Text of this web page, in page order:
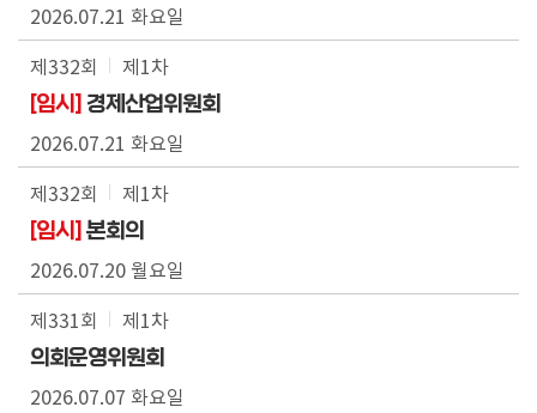
2026.07.21 화요일
제332회
제1차
[임시] 경제산업위원회
2026.07.21 화요일
제332회
제1차
[임시] 본회의
2026.07.20 월요일
제331회
제1차
의회운영위원회
2026.07.07 화요일